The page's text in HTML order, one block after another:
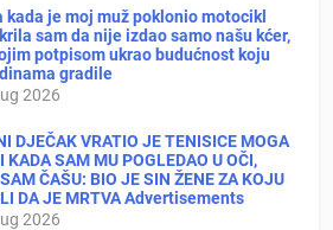
kada je moj muž poklonio motocikl
sam da nije izdao samo našu kćer,
potpisom ukrao budućnost koju
gradile
2026
DJEČAK VRATIO JE TENISICE MOGA
SAM MU POGLEDAO U OČI,
ČAŠU: BIO JE SIN ŽENE ZA KOJU
DA JE MRTVA Advertisements
2026